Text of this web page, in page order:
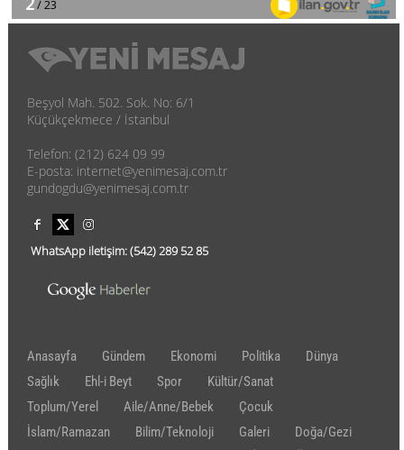
Beşyol Mah. 502. Sok. No: 6/1
Küçükçekmece / İstanbul
Telefon: (212) 624 09 99
E-posta: internet@yenimesaj.com.tr
gundogdu@yenimesaj.com.tr
WhatsApp iletişim:(542)289 52 85
Anasayfa Gündem Ekonomi Politika
Dünya
Sağlık
Ehl-i Beyt Spor
Kültür/Sanat
Toplum/Yerel
Aile/Anne/Bebek
Çocuk
İslam/Ramazan
Bilim/Teknoloji Galeri
Doğa/Gezi